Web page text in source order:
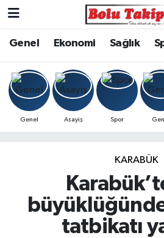
Genel Ekonomi Sağlık
Genel Asayiş Spor
KARABÜK
tatbikatı